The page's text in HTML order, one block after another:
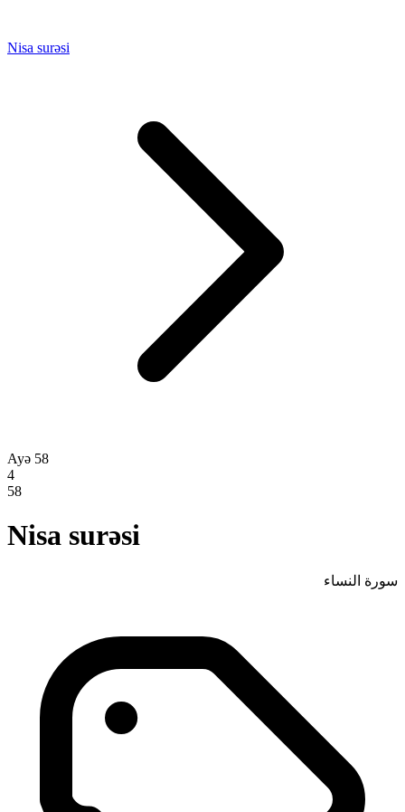
Nisa surəsi
Ayə 58
4
58
Nisa surəsi
سورة النساء